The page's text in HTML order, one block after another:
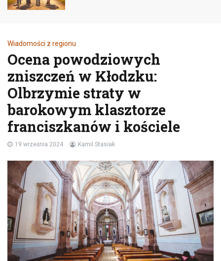
Wiadomości z regionu
Ocena powodziowych
zniszczeń w Kłodzku:
Olbrzymie straty w
barokowym klasztorze
franciszkanów i kościele
19 września 2024 Kamil Stasiak